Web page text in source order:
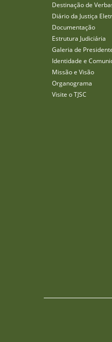
Destinação de
Diário da Justiça
Documentação
Estrutura Judiciária
Galeria de
Identidade e
Missão e Visão
Organograma
Visite o TJSC